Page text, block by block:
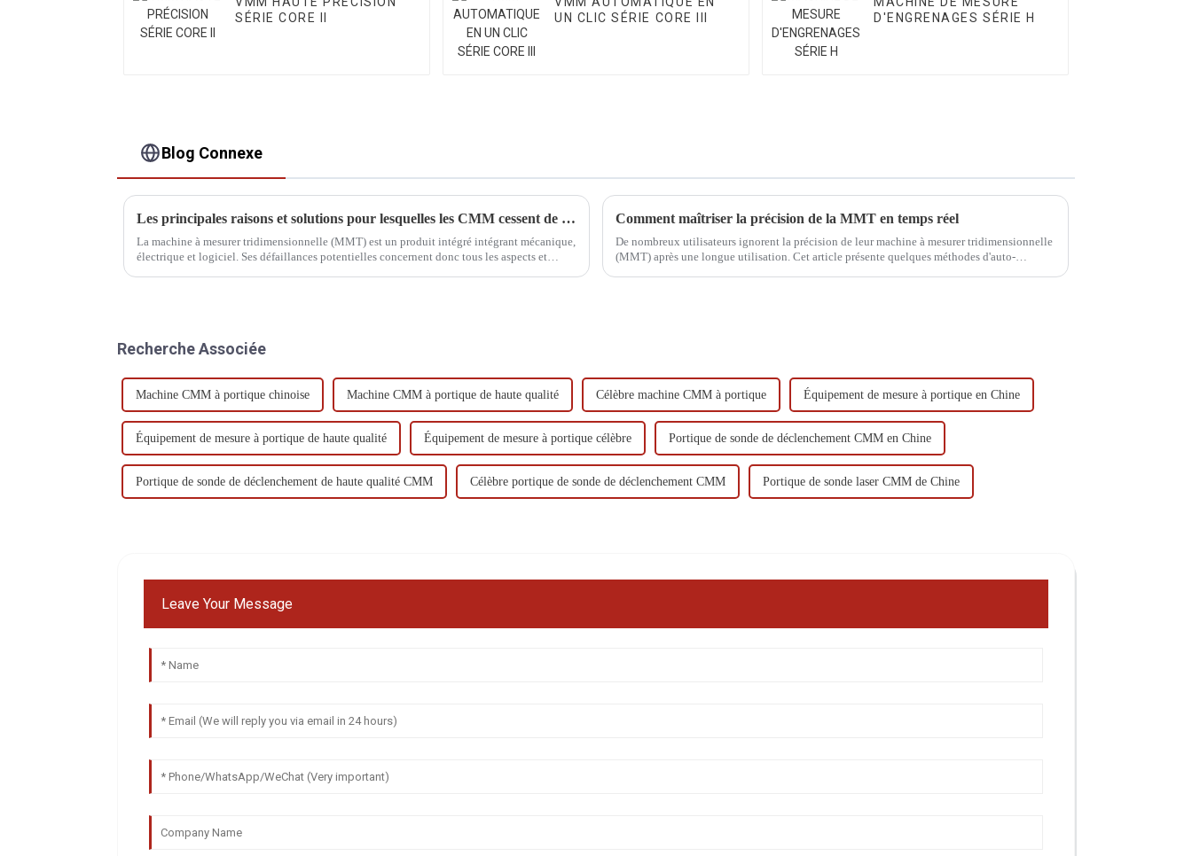
SÉRIE CORE II
UN CLIC SÉRIE CORE III
D'ENGRENAGES SÉRIE H
Blog Connexe
Les principales raisons et solutions pour lesquelles les CMM cessent de fonctionner
La machine à mesurer tridimensionnelle (MMT) est un produit intégré intégrant mécanique,
électrique et logiciel. Ses défaillances potentielles concernent donc tous les aspects et
Comment maîtriser la précision de la MMT en temps réel
De nombreux utilisateurs ignorent la précision de leur machine à mesurer tridimensionnelle
(MMT) après une longue utilisation. Cet article présente quelques méthodes d'auto-
Recherche Associée
Machine CMM à portique chinoise Machine CMM à portique de haute qualité Célèbre machine CMM à portique Équipement de mesure à portique en Chine
Équipement de mesure à portique de haute qualité Équipement de mesure à portique célèbre Portique de sonde de déclenchement CMM en Chine
Portique de sonde de déclenchement de haute qualité CMM Célèbre portique de sonde de déclenchement CMM Portique de sonde laser CMM de Chine
Leave Your Message